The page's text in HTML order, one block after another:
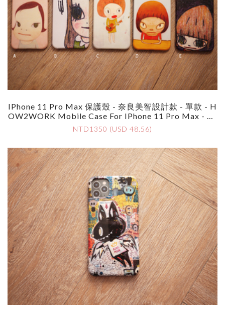
IPhone 11 Pro Max 保護殼 - 奈良美智設計款 - 單款 - H
OW2WORK Mobile Case For IPhone 11 Pro Max - By
Yoshimoto Nara - Single
NTD1350 (USD 48.56)